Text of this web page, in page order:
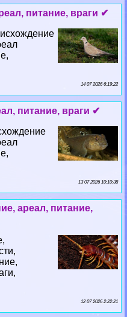
питание, враги ✔
14 07 2026 6:19:22
питание, враги ✔
13 07 2026 10:10:38
ареал, питание,
12 07 2026 2:22:21